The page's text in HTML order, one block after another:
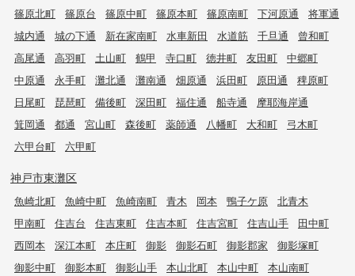
篠原北町
篠原台 篠原中町 篠原本町 篠原南町 下河原通
将軍通
城内通
城の下通 新在家南町 水車新田 水道筋 千旦通
曾和町
高尾通
高羽町 土山町 鶴甲 寺口町 徳井町 友田町
中郷町
中原通
永手町 灘北通 灘南通 畑原通 浜田町 原田通
稗原町
日尾町
琵琶町 備後町 深田町 福住通 船寺通
摩耶海岸通
箕岡通
都通 宮山町 森後町 薬師通 八幡町 大和町
弓木町
六甲台町
六甲町
神戸市東灘区
魚崎北町 魚崎中町 魚崎南町 青木 岡本 鴨子ケ原
北青木
甲南町
住吉台 住吉東町 住吉本町 住吉宮町 住吉山手
田中町
西岡本
深江本町 本庄町 御影 御影石町 御影郡家
御影塚町
御影中町
御影本町 御影山手 本山北町 本山中町
本山南町